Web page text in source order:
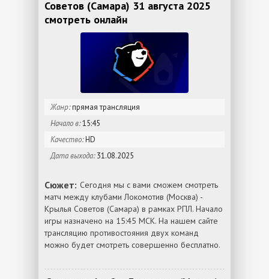
Советов (Самара) 31 августа 2025
смотреть онлайн
Жанр:прямая трансляция
Начало в:15:45
Качество:HD
Дата выхода:31.08.2025
Сюжет: Сегодня мы с вами сможем смотреть
матч между клубами Локомотив (Москва) -
Крылья Советов (Самара) в рамках РПЛ. Начало
игры назначено на 15:45 МСК. На нашем сайте
трансляцию противостояния двух команд
можно будет смотреть совершенно бесплатно.